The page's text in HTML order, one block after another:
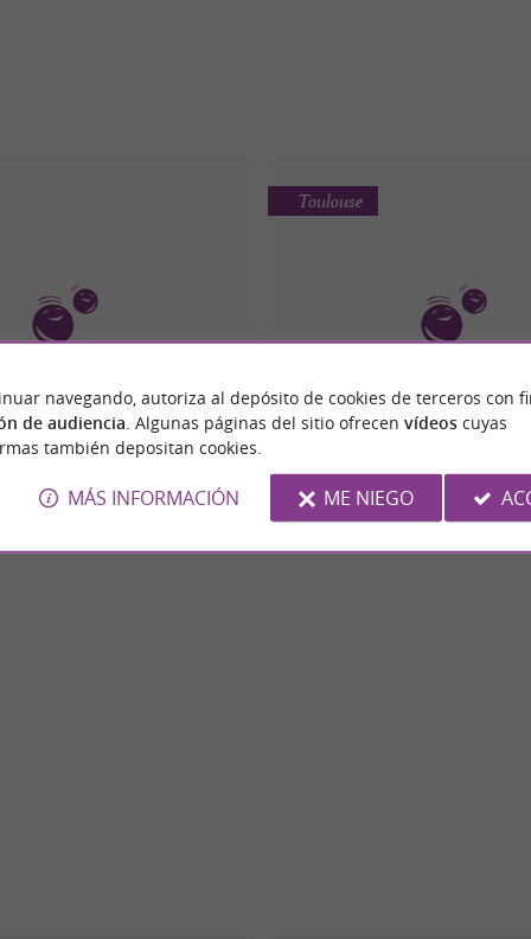
FONTAINE CLUB ATHLETICO TOULOUSE
Toulouse
navegando, autoriza al depósito de cookies de terceros con
de audiencia . Algunas páginas del sitio ofrecen vídeoscuyas
también depositan cookies.
MÁS INFORMACIÓN ME NIEGO